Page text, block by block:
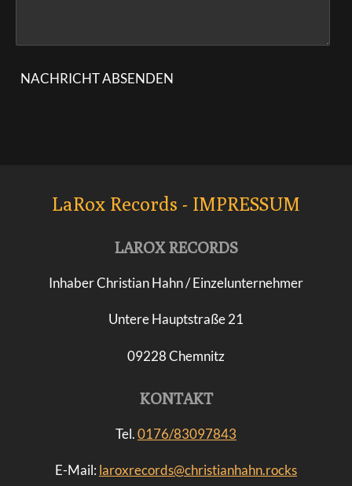
NACHRICHT ABSENDEN
LaRox Records - IMPRESSUM
LAROX RECORDS
Inhaber Christian Hahn / Einzelunternehmer
Untere Hauptstraße 21
09228 Chemnitz
KONTAKT
Tel. 0176/83097843
E-Mail: laroxrecords@christianhahn.rocks